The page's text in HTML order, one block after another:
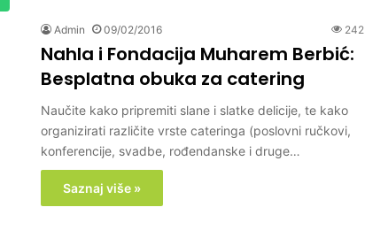
Admin 09/02/2016 242
Nahla i Fondacija Muharem Berbić:
Besplatna obuka za catering
Naučite kako pripremiti slane i slatke delicije, te kako
organizirati različite vrste cateringa (poslovni ručkovi,
konferencije, svadbe, rođendanske i druge…
Saznaj više »